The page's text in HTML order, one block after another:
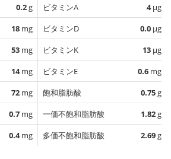
0.2g
18 mg
53 mg
14mg
72 mg
0.7 mg
0.4mg
ビタミンA
4µg
ビタミンD
0.0 µg
ビタミンK
13 µg
ビタミンE
0.6 mg
飽和脂肪酸
0.75g
一価不飽和脂肪酸
1.82g
多価不飽和脂肪酸
2.69g